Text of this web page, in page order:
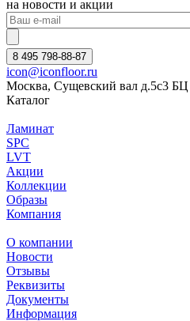
на новости и акции
8 495 798-88-87
icon@iconfloor.ru
Москва, Сущевский вал д.5с3
Каталог
Ламинат
SPC
LVT
Акции
Коллекции
Образы
Компания
О компании
Новости
Отзывы
Реквизиты
Документы
Информация